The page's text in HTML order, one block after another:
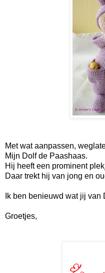
Met wat aanpassen,
Mijn Dolf de Paashaas.
Hij heeft een prominent
Daar trekt hij van jong en
Ik ben benieuwd wat jij
Groetjes,